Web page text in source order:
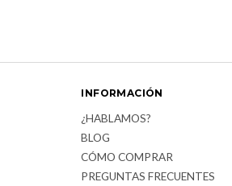
INFORMACIÓN
¿HABLAMOS?
BLOG
CÓMO COMPRAR
PREGUNTAS FRECUENTES